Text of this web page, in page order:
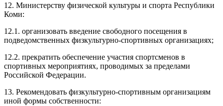
12. Министерству физической культуры и спорта Республики
Коми:
12.1. организовать введение свободного посещения в
подведомственных физкультурно-спортивных организациях;
12.2. прекратить обеспечение участия спортсменов в
спортивных мероприятиях, проводимых за пределами
Российской Федерации.
13. Рекомендовать физкультурно-спортивным организациям
иной формы собственности: